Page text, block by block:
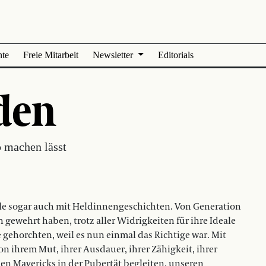
Freie Mitarbeit Newsletter Editorials
lässt
auch mit Heldinnengeschichten. Von Generation
gewehrt haben, trotz aller Widrigkeiten für ihre Ideale
weil es nun einmal das Richtige war. Mit
ihrem Mut, ihrer Ausdauer, ihrer Zähigkeit, ihrer
Mavericks in der Pubertät begleiten, unseren